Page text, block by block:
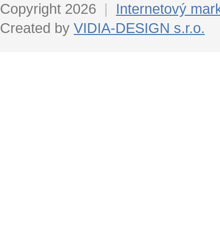
Copyright 2026 |
Internetový
Created by VIDIA-DESIGN s.r.o.